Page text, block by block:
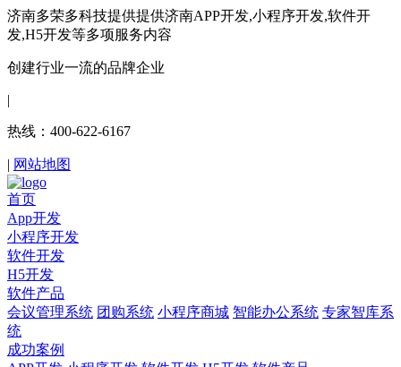
济南多荣多科技提供提供济南APP开发,小程序开发,软件开
发,H5开发等多项服务内容
创建行业一流的品牌企业
|
热线：400-622-6167
| 网站地图
首页
App开发
小程序开发
软件开发
H5开发
软件产品
会议管理系统 团购系统 小程序商城 智能办公系统 专家智库系
统
成功案例